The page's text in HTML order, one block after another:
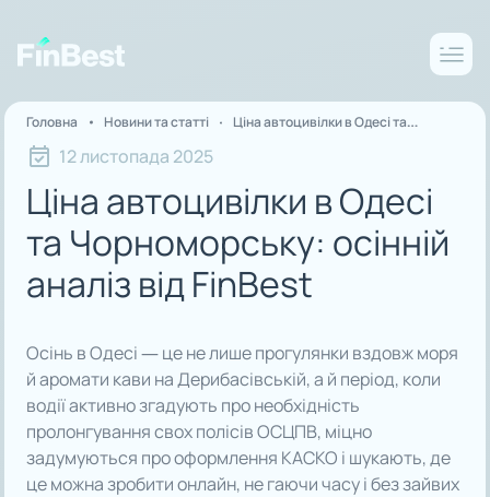
Головна Новини та статті
Ціна автоцивілки в Одесі та
12 листопада 2025
Ціна автоцивілки в Одесі
та Чорноморську: осінній
аналіз від FinBest
Осінь в Одесі — це не лише прогулянки вздовж моря
й аромати кави на Дерибасівській, а й період, коли
водії активно згадують про необхідність
пролонгування свох полісів ОСЦПВ, міцно
задумуються про оформлення КАСКО і шукають, де
це можна зробити онлайн, не гаючи часу і без зайвих